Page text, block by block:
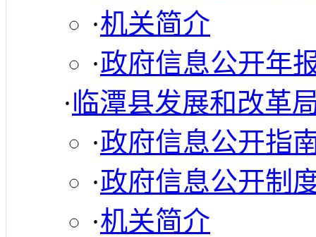
·机关简介
·政府信息公开年
·临潭县发展和改革
·政府信息公开指
·政府信息公开制
·机关简介